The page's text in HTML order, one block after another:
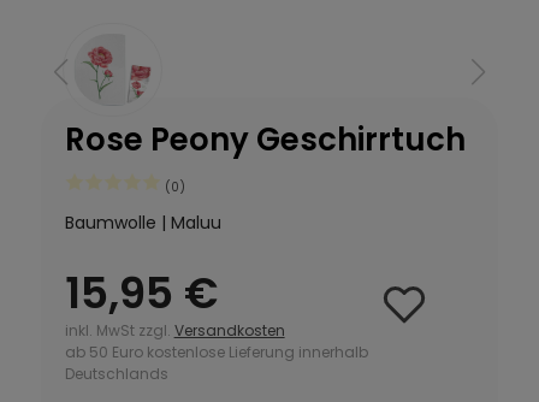
Rose Peony Geschirrtuch
(0)
Baumwolle | Maluu
15,95 €
inkl. MwSt zzgl. Versandkosten
ab 50 Euro kostenlose Lieferung innerhalb
Deutschlands